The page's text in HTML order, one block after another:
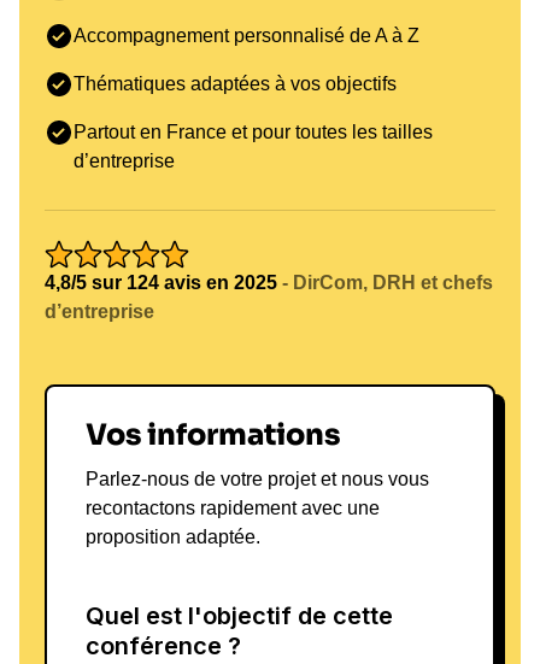
Accompagnement personnalisé de A à Z
Thématiques adaptées à vos objectifs
Partout en France et pour toutes les tailles
d’entreprise
4,8/5 sur 124 avis en 2025 - DirCom, DRH et chefs
d’entreprise
Vos informations
Parlez-nous de votre projet et nous vous
recontactons rapidement avec une
proposition adaptée.